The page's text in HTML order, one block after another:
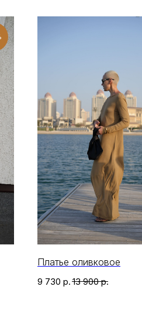
Платье оливковое
9 730 р. 13 900 р.